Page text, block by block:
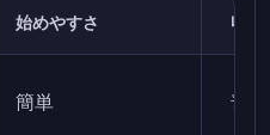
始めやすさ 収益
簡単 普